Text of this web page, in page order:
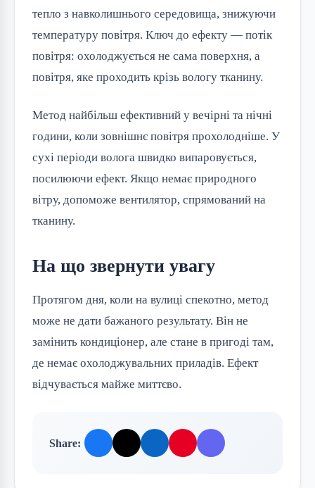
тепло з навколишнього середовища, знижуючи
температуру повітря. Ключ до ефекту — потік
повітря: охолоджується не сама поверхня, а
повітря, яке проходить крізь вологу тканину.
Метод найбільш ефективний у вечірні та нічні
години, коли зовнішнє повітря прохолодніше. У
сухі періоди волога швидко випаровується,
посилюючи ефект. Якщо немає природного
вітру, допоможе вентилятор, спрямований на
тканину.
На що звернути увагу
Протягом дня, коли на вулиці спекотно, метод
може не дати бажаного результату. Він не
замінить кондиціонер, але стане в пригоді там,
де немає охолоджувальних приладів. Ефект
відчувається майже миттєво.
Share: